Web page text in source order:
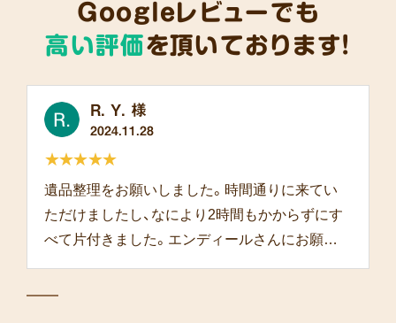
Googleレビューでも
高い評価を頂いております!
R. Y. 様
2024.11.28
遺品整理をお願いしました。時間通りに来てい
ただけましたし、なにより2時間もかからずにす
べて片付きました。エンディールさんにお願い
★★★★★